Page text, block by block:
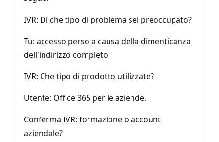
IVR: Di che tipo di problema sei preoccupato?
Tu: accesso perso a causa della dimenticanza
dell'indirizzo completo.
IVR: Che tipo di prodotto utilizzate?
Utente: Office 365 per le aziende.
Conferma IVR: formazione o account
aziendale?